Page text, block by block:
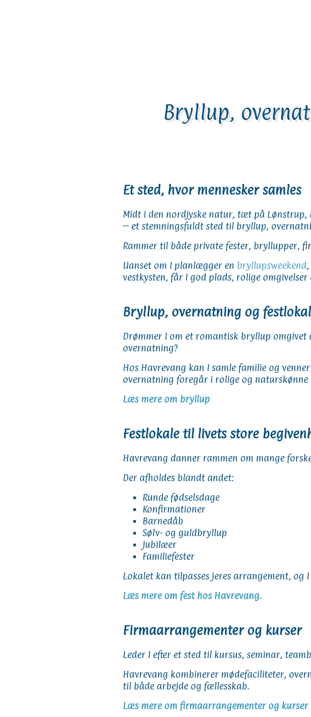
Bryllup,
Et sted, hvor mennesker samles
Midt i den nordjyske natur, tæt på Lønstrup,
– et stemningsfuldt sted til bryllup,
Rammer til både private fester, bryllupper,
Uanset om I planlægger en bryllupsweekend
vestkysten, får I god plads, rolige
Bryllup, overnatning og
Drømmer I om et romantisk bryllup
overnatning?
Hos Havrevang kan I samle familie og
overnatning foregår i rolige og naturskønne
Læs mere om bryllup
Festlokale til livets store
Havrevang danner rammen om mange
Der afholdes blandt andet:
Runde fødselsdage
Konfirmationer
Barnedåb
Sølv- og guldbryllup
Jubilæer
Familiefester
Lokalet kan tilpasses jeres arrangement,
Læs mere om fest hos Havrevang.
Firmaarrangementer og kurser
Leder I efter et sted til kursus, seminar,
Havrevang kombinerer mødefaciliteter,
til både arbejde og fællesskab.
Læs mere om firmaarrangementer og kurser